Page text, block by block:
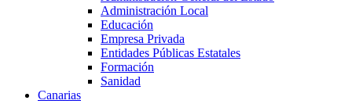
Administración Local
Educación
Empresa Privada
Entidades Públicas Estatales
Formación
Sanidad
Canarias